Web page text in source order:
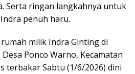
Serta ringan langkahnya untuk
penuh haru.
milik Indra Ginting di
Ponco Warno, Kecamatan
terbakar Sabtu (1/6/2026) dini